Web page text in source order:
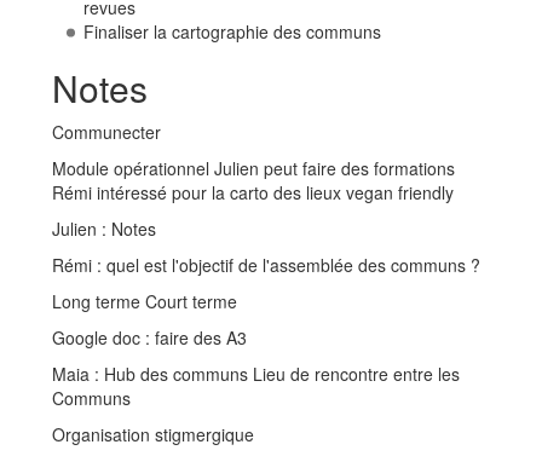
revues
Finaliser la cartographie des communs
Notes
Communecter
Module opérationnel Julien peut faire des formations
Rémi intéressé pour la carto des lieux vegan friendly
Julien : Notes
Rémi : quel est l'objectif de l'assemblée des communs ?
Long terme Court terme
Google doc : faire des A3
Maia : Hub des communs Lieu de rencontre entre les
Communs
Organisation stigmergique